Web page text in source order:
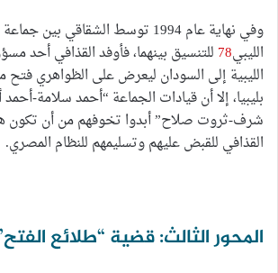
وفي نهاية عام 1994 توسط الشقاقي بين
الليبي78 للتنسيق بينهما، فأوفد القذافي أحد
الليبية إلى السودان ليعرض على الظواهري
بليبيا، إلا أن قيادات الجماعة “أحمد سلامة-
شرف-ثروت صلاح” أبدوا تخوفهم من أن تكون
القذافي للقبض عليهم وتسليمهم للنظام المصري.
المحور الثالث: قضية “طلائع